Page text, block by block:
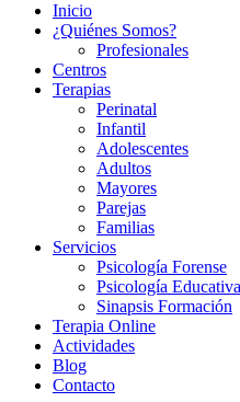
Inicio
¿Quiénes Somos?
Profesionales
Centros
Terapias
Perinatal
Infantil
Adolescentes
Adultos
Mayores
Parejas
Familias
Servicios
Psicología Forense
Psicología Educativa
Sinapsis Formación
Terapia Online
Actividades
Blog
Contacto